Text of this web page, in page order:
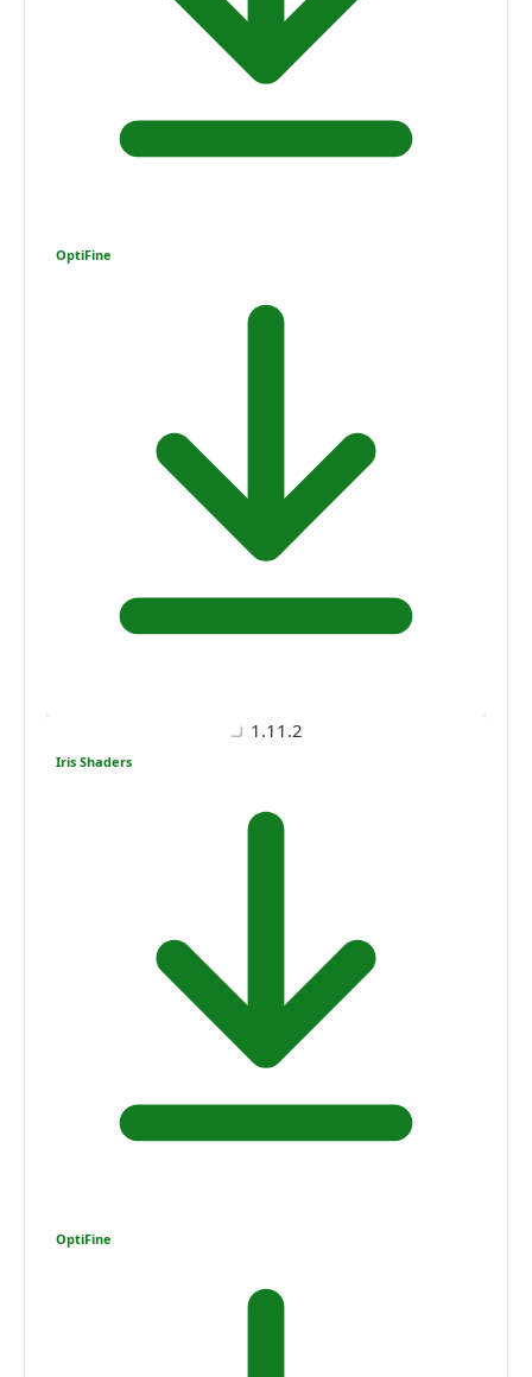
OptiFine
1.11.2
Iris Shaders
OptiFine